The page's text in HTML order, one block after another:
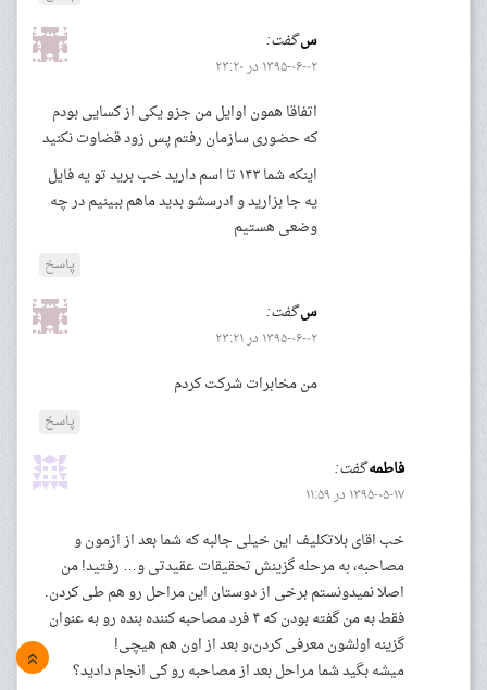
سگفت:
۱۳۹۵-۰۶-۰۲ در ۲۳:۲۰
اتفاقا همون اوایل من جزو یکی از کسایی بودم
که حضوری سازمان رفتم پس زود قضاوت نکنید
اینکه شما ۱۴۳ تا اسم دارید خب برید تو یه فایل
یه جا بزارید و ادرسشو بدید ماهم ببینیم در چه
وضعی هستیم
پاسخ
سگفت:
۱۳۹۵-۰۶-۰۲ در ۲۳:۲۱
من مخابرات شرکت کردم
پاسخ
فاطمهگفت:
۱۳۹۵-۰۵-۱۷ در ۱۱:۵۹
خب اقای بلاتکلیف این خیلی جالبه که شما بعد از ازمون و
مصاحبه، به مرحله گزینش تحقیقات عقیدتی و… رفتید! من
اصلا نمیدونستم برخی از دوستان این مراحل رو هم طی کردن.
فقط به من گفته بودن که ۴ فرد مصاحبه کننده بنده رو به عنوان
گزینه اولشون معرفی کردن،و بعد از اون هم هیچی!
میشه بگید شما مراحل بعد از مصاحبه رو کی انجام دادید؟
»